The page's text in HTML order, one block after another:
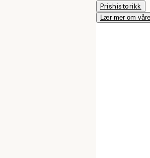
Prishistorikk
Lær mer om